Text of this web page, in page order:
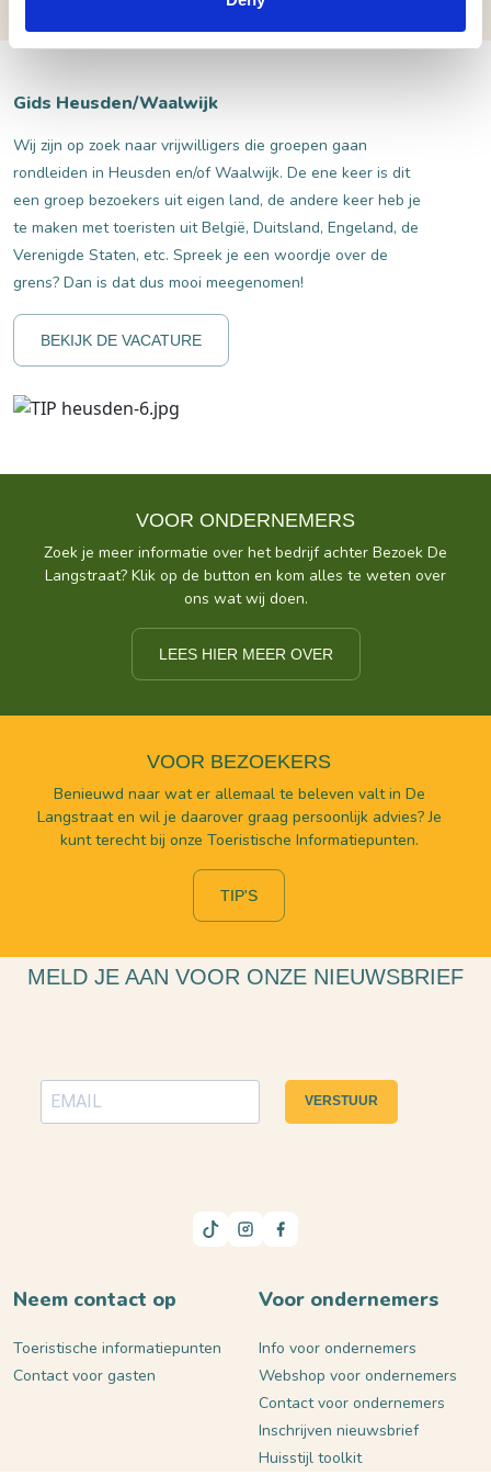
Gids Heusden/Waalwijk
Wij zijn op zoek naar vrijwilligers die groepen gaan
rondleiden in Heusden en/of Waalwijk. De ene keer is dit
een groep bezoekers uit eigen land, de andere keer heb je
te maken met toeristen uit België, Duitsland, Engeland, de
Verenigde Staten, etc. Spreek je een woordje over de
grens? Dan is dat dus mooi meegenomen!
BEKIJK DE VACATURE
VOOR ONDERNEMERS
Zoek je meer informatie over het bedrijf achter Bezoek De
Langstraat? Klik op de button en kom alles te weten over
ons wat wij doen.
LEES HIER MEER OVER
VOOR BEZOEKERS
Benieuwd naar wat er allemaal te beleven valt in De
Langstraat en wil je daarover graag persoonlijk advies? Je
kunt terecht bij onze Toeristische Informatiepunten.
TIP'S
MELD JE AAN VOOR ONZE NIEUWSBRIEF
VERSTUUR
Neem contact op
Toeristische informatiepunten
Contact voor gasten
Voor ondernemers
Info voor ondernemers
Webshop voor ondernemers
Contact voor ondernemers
Inschrijven nieuwsbrief
Huisstijl toolkit